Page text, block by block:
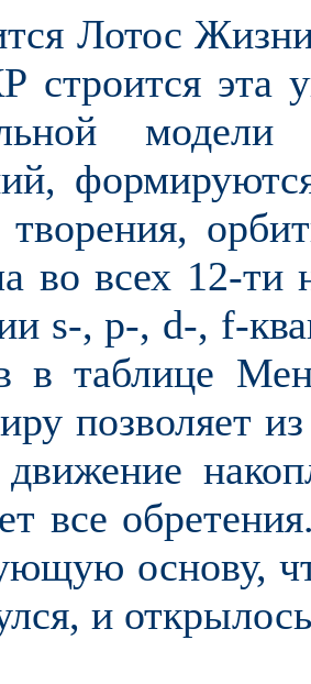
Лотос
строится эта
творения,
во всех 12-ти
s-, p-, d-, f-
в таблице
позволяет
движение
все
основу,
и